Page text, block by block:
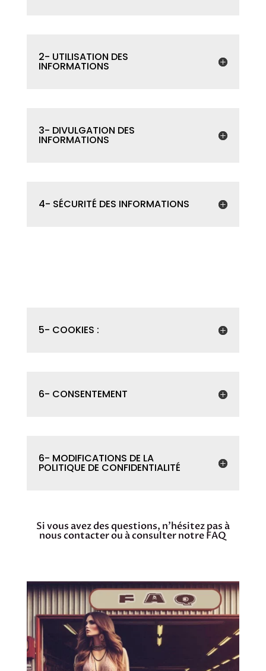
2- UTILISATION DES
INFORMATIONS
3- DIVULGATION DES
INFORMATIONS
4- SÉCURITÉ DES INFORMATIONS
5- COOKIES :
6- CONSENTEMENT
6- MODIFICATIONS DE LA
POLITIQUE DE CONFIDENTIALITÉ
Si vous avez des questions, n’hésitez pas à
nous contacter ou à consulter notre FAQ